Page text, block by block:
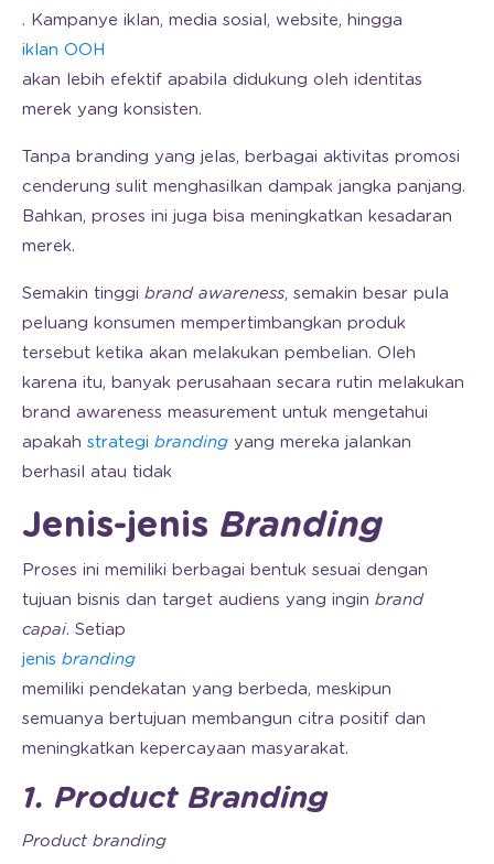
. Kampanye iklan, media sosial, website, hingga
iklan OOH
akan lebih efektif apabila didukung oleh identitas
merek yang konsisten.
Tanpa branding yang jelas, berbagai aktivitas promosi
cenderung sulit menghasilkan dampak jangka panjang.
Bahkan, proses ini juga bisa meningkatkan kesadaran
merek.
Semakin tinggi brand awareness, semakin besar pula
peluang konsumen mempertimbangkan produk
tersebut ketika akan melakukan pembelian. Oleh
karena itu, banyak perusahaan secara rutin melakukan
brand awareness measurement untuk mengetahui
apakah strategi branding yang mereka jalankan
berhasil atau tidak
Jenis-jenis Branding
Proses ini memiliki berbagai bentuk sesuai dengan
tujuan bisnis dan target audiens yang ingin brand
capai. Setiap
jenis branding
memiliki pendekatan yang berbeda, meskipun
semuanya bertujuan membangun citra positif dan
meningkatkan kepercayaan masyarakat.
1. Product Branding
Product branding